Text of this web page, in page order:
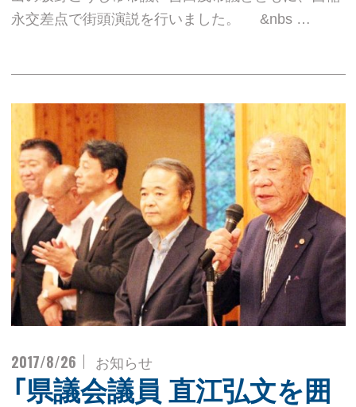
永交差点で街頭演説を行いました。 &nbs …
2017/8/26 お知らせ
「県議会議員 直江弘文を囲